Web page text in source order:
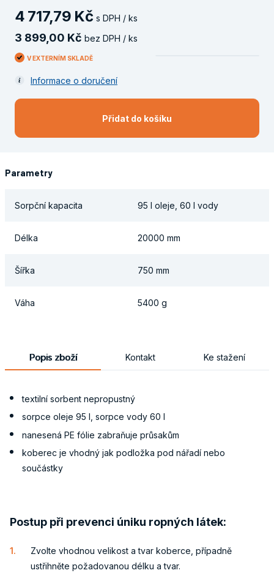
4 717,79 Kč s DPH / ks
3 899 00 Kč bez DPH / ks
V EXTERNÍM SKLADĚ
Informace o doručení
Přidat do košíku
Parametry
Sorpční kapacita 95 l oleje, 60 l vody
Délka 20000 mm
Šířka 750 mm
Váha 5400 g
Popis zboží Kontakt Ke stažení
textilní sorbent nepropustný
sorpce oleje 95 l, sorpce vody 60 l
nanesená PE fólie zabraňuje průsakům
koberec je vhodný jak podložka pod nářadí nebo
součástky
Postup při prevenci úniku ropných látek:
Zvolte vhodnou velikost a tvar koberce, případně
ustřihněte požadovanou délku a tvar.